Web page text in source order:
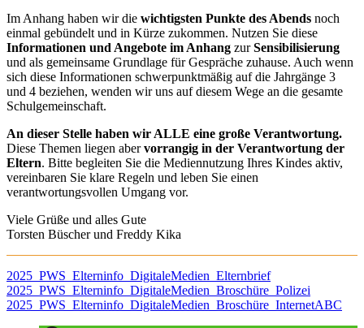
Im Anhang haben wir die wichtigsten Punkte des Abends noch
einmal gebündelt und in Kürze zukommen. Nutzen Sie diese
Informationen und Angebote im Anhang zurSensibilisierung
und als gemeinsame Grundlage für Gespräche zuhause. Auch wenn
sich diese Informationen schwerpunktmäßig auf die Jahrgänge 3
und 4 beziehen, wenden wir uns auf diesem Wege an die gesamte
Schulgemeinschaft.
An dieser Stelle haben wir ALLE eine große Verantwortung.
Diese Themen liegen abervorrangig in der Verantwortung der
Eltern. Bitte begleiten Sie die Mediennutzung Ihres Kindes aktiv,
vereinbaren Sie klare Regeln und leben Sie einen
verantwortungsvollen Umgang vor.
Viele Grüße und alles Gute
Torsten Büscher und Freddy Kika
2025_PWS_Elterninfo_DigitaleMedien_Elternbrief
2025_PWS_Elterninfo_DigitaleMedien_Broschüre_Polizei
2025_PWS_Elterninfo_DigitaleMedien_Broschüre_InternetABC